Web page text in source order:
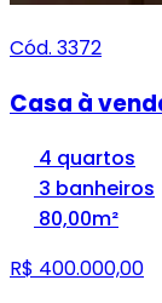
Cód. 3372
Casa à
4 quartos
3 banheiros
80,00m²
R$ 400.000,00